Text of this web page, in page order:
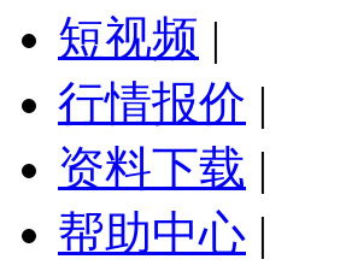
短视频 |
行情报价 |
资料下载 |
帮助中心 |